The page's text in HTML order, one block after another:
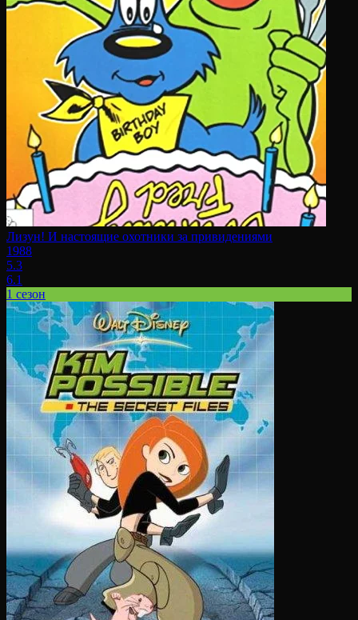
Лизун! И настоящие охотники за привидениями
1988
5.3
6.1
1 сезон